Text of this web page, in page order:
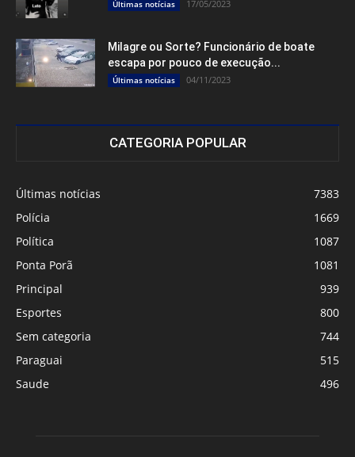
Últimas notícias 17/05/2023
Milagre ou Sorte? Funcionário de boate
escapa por pouco de execução...
Últimas notícias 04/11/2023
CATEGORIA POPULAR
Últimas notícias
7383
Polícia
1669
Política
1087
Ponta Porã
1081
Principal
939
Esportes
800
Sem categoria
744
Paraguai
515
Saude
496